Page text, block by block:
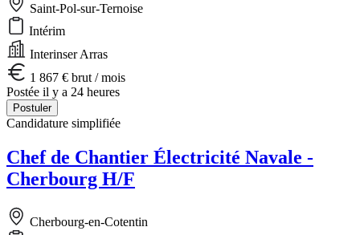
Saint-Pol-sur-Ternoise
Intérim
Interinser Arras
1 867 € brut / mois
Postée il y a 24 heures
Postuler
Candidature simplifiée
Chef de Chantier Électricité Navale -
Cherbourg H/F
Cherbourg-en-Cotentin